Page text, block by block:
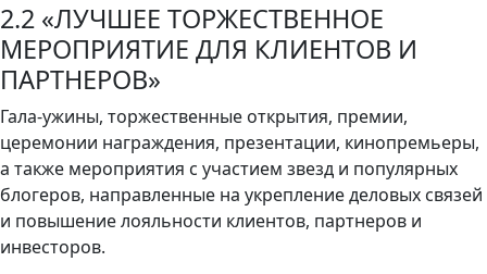
2.2 «ЛУЧШЕЕ ТОРЖЕСТВЕННОЕ
МЕРОПРИЯТИЕ ДЛЯ КЛИЕНТОВ И
ПАРТНЕРОВ»
Гала-ужины, торжественные открытия, премии,
церемонии награждения, презентации, кинопремьеры,
а также мероприятия с участием звезд и популярных
блогеров, направленные на укрепление деловых связей
и повышение лояльности клиентов, партнеров и
инвесторов.